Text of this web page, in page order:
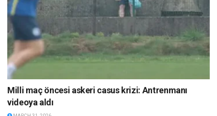
Milli maç öncesi askeri casus krizi: Antrenmanı
videoya aldı